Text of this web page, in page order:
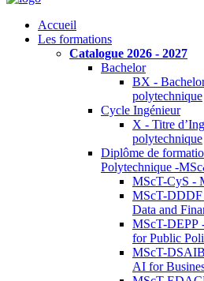
Accueil
Les formations
Catalogue 2026 - 2027
Bachelor
BX -
polytechnique
Cycle Ingénieur
X - Titre
polytechnique
Diplôme de
Polytechnique -
MScT-CyS -
MScT-DDDF
Data and
MScT-DEPP
for Public
MScT-
AI for